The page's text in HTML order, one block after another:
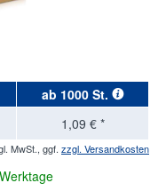
ab 1000 St.
1,09 € *
MwSt., ggf. zzgl. Versandkosten